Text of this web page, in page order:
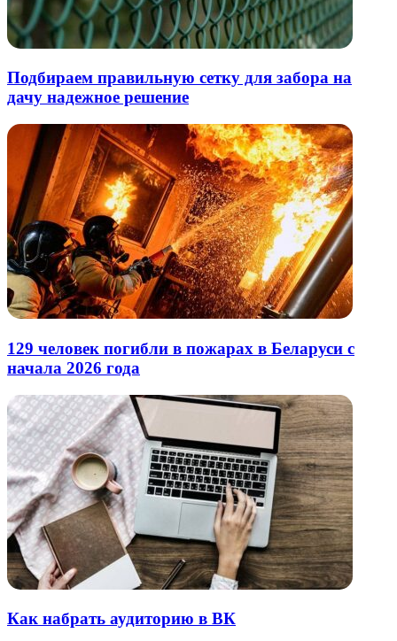
Подбираем правильную сетку для забора на
дачу надежное решение
129 человек погибли в пожарах в Беларуси с
начала 2026 года
Как набрать аудиторию в ВК